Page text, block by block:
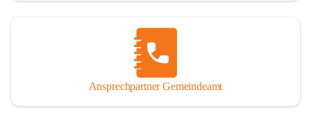
Ansprechpartner Gemeindeamt